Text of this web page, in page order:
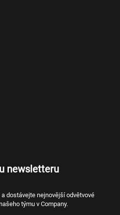
newsletteru
dostávejte nejnovější odvětvové
týmu v Company.